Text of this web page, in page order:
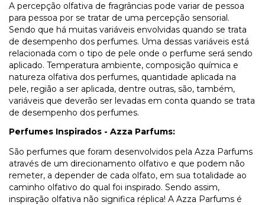
A percepção olfativa de fragrâncias pode variar de pessoa
para pessoa por se tratar de uma percepção sensorial.
Sendo que há muitas variáveis envolvidas quando se trata
de desempenho dos perfumes. Uma dessas variáveis está
relacionada com o tipo de pele onde o perfume será sendo
aplicado. Temperatura ambiente, composição química e
natureza olfativa dos perfumes, quantidade aplicada na
pele, região a ser aplicada, dentre outras, são, também,
variáveis que deverão ser levadas em conta quando se trata
de desempenho dos perfumes.
Perfumes Inspirados - Azza Parfums:
São perfumes que foram desenvolvidos pela Azza Parfums
através de um direcionamento olfativo e que podem não
remeter, a depender de cada olfato, em sua totalidade ao
caminho olfativo do qual foi inspirado. Sendo assim,
inspiração olfativa não significa réplica! A Azza Parfums é